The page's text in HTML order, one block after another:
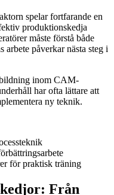
spelar fortfarande en
produktionskedja
måste förstå både
påverkar nästa steg i
inom CAM-
har ofta lättare att
ny teknik.
för praktisk träning
Från